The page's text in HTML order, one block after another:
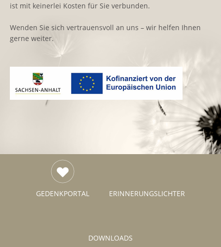
ist mit keinerlei Kosten für Sie verbunden.
Wenden Sie sich vertrauensvoll an uns – wir helfen Ihnen
gerne weiter.
GEDENKPORTAL ERINNERUNGS­LICHTER
DOWNLOADS